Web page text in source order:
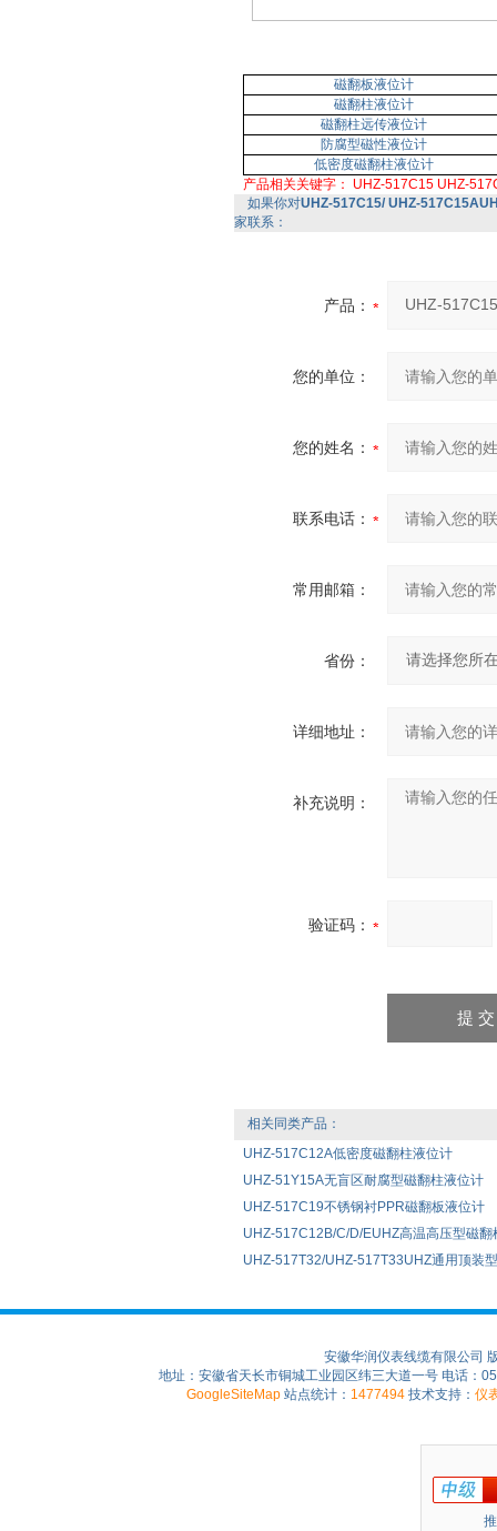
磁翻板液位计
磁翻柱液位计
磁翻柱远传液位计
防腐型磁性液位计
低密度磁翻柱液位计
产品相关关键字：
UHZ-517C15 UHZ-
如果你对UHZ-517C15/ UHZ-
家联系：
产品：
您的单位：
您的姓名：
联系电话：
常用邮箱：
省份：
详细地址：
补充说明：
验证码：
相关同类产品：
UHZ-517C12A低密度磁翻柱液位计
UHZ-51Y15A无盲区耐腐型磁翻柱液位计
UHZ-517C19不锈钢衬PPR磁翻板液位计
UHZ-517C12B/C/D/EUHZ高温高压型磁翻
UHZ-517T32/UHZ-517T33UHZ通用顶装
安徽华润仪表线缆有限公司
地址：安徽省天长市铜城工业园区纬三大道一号 电话：
GoogleSiteMap 站点统计： 1477494 技术支持： 仪